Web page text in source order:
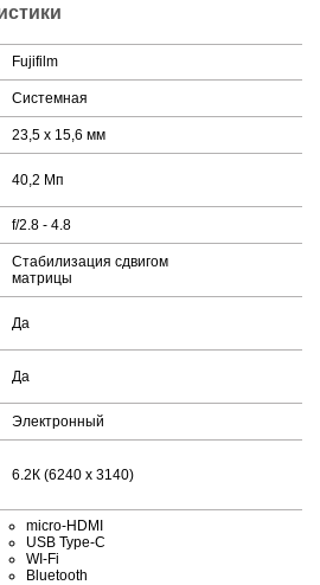
Fujifilm
Системная
23,5 х 15,6 мм
40,2 Mп
f/2.8 - 4.8
Стабилизация сдвигом
матрицы
Да
Да
Электронный
6.2К (6240 x 3140)
micro-HDMI
USB Type-C
WI-Fi
Bluetooth